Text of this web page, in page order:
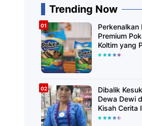
Trending Now
Perkenalkan
Premium
Koltim yang
Putih Alami
Dibalik
Dewa Dewi
Kisah Cerita
Singkatnya